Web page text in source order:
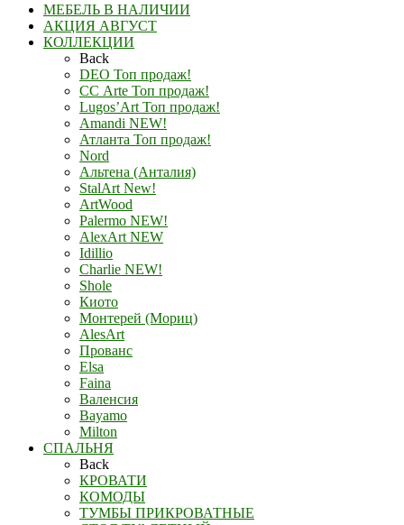
МЕБЕЛЬ В НАЛИЧИИ
АКЦИЯ АВГУСТ
КОЛЛЕКЦИИ
Back
DEO Топ продаж!
СС Arte Топ продаж!
Lugos’Art Топ продаж!
Amandi NEW!
Атланта Топ продаж!
Nord
Альтена (Анталия)
StalArt New!
ArtWood
Palermo NEW!
AlexArt NEW
Idillio
Charlie NEW!
Shole
Киото
Монтерей (Мориц)
AlesArt
Прованс
Elsa
Faina
Валенсия
Bayamo
Milton
СПАЛЬНЯ
Back
КРОВАТИ
КОМОДЫ
ТУМБЫ ПРИКРОВАТНЫЕ